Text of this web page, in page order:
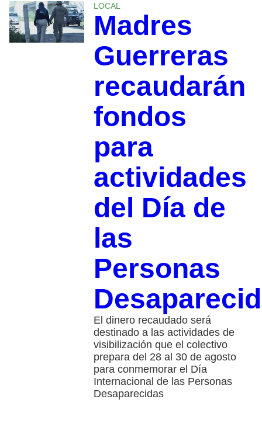
LOCAL
Madres
Guerreras
recaudarán
fondos
para
actividades
del Día de
las
Personas
El dinero recaudado será
destinado a las actividades de
visibilización que el colectivo
prepara del 28 al 30 de agosto
para conmemorar el Día
Internacional de las Personas
Desaparecidas